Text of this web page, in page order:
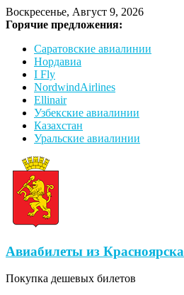
Воскресенье, Август 9, 2026
Горячие предложения:
Саратовские авиалинии
Нордавиа
I Fly
NordwindAirlines
Ellinair
Узбекские авиалинии
Казахстан
Уральские авиалинии
Авиабилеты из Красноярска
Покупка дешевых билетов